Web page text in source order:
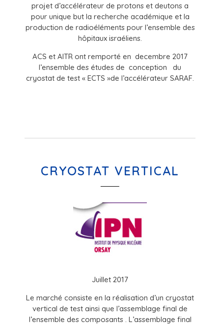
projet d’accélérateur de protons et deutons a
pour unique but la recherche académique et la
production de radioéléments pour l’ensemble des
hôpitaux israéliens.
ACS et AITR ont remporté en decembre 2017
l’ensemble des études de conception du
cryostat de test « ECTS »de l’accélérateur SARAF.
CRYOSTAT VERTICAL
Juillet 2017
Le marché consiste en la réalisation d’un cryostat
vertical de test ainsi que l’assemblage final de
l’ensemble des composants . L’assemblage final